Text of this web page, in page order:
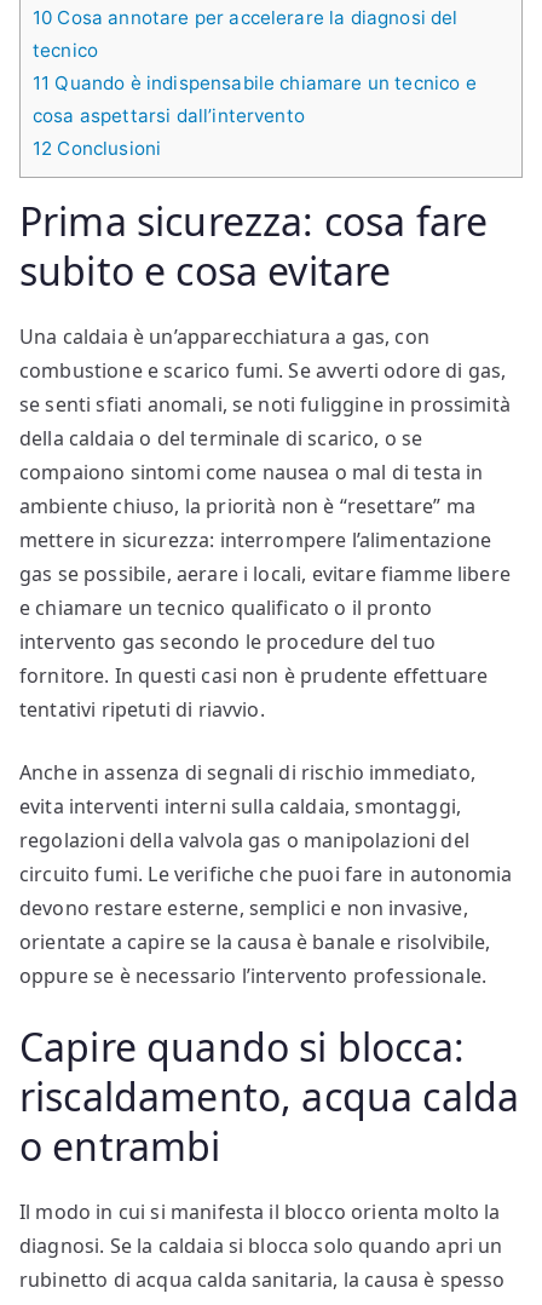
10 Cosa annotare per accelerare la diagnosi del
tecnico
11 Quando è indispensabile chiamare un tecnico e
cosa aspettarsi dall’intervento
12 Conclusioni
Prima sicurezza: cosa fare
subito e cosa evitare
Una caldaia è un’apparecchiatura a gas, con
combustione e scarico fumi. Se avverti odore di gas,
se senti sfiati anomali, se noti fuliggine in prossimità
della caldaia o del terminale di scarico, o se
compaiono sintomi come nausea o mal di testa in
ambiente chiuso, la priorità non è “resettare” ma
mettere in sicurezza: interrompere l’alimentazione
gas se possibile, aerare i locali, evitare fiamme libere
e chiamare un tecnico qualificato o il pronto
intervento gas secondo le procedure del tuo
fornitore. In questi casi non è prudente effettuare
tentativi ripetuti di riavvio.
Anche in assenza di segnali di rischio immediato,
evita interventi interni sulla caldaia, smontaggi,
regolazioni della valvola gas o manipolazioni del
circuito fumi. Le verifiche che puoi fare in autonomia
devono restare esterne, semplici e non invasive,
orientate a capire se la causa è banale e risolvibile,
oppure se è necessario l’intervento professionale.
Capire quando si blocca:
riscaldamento, acqua calda
o entrambi
Il modo in cui si manifesta il blocco orienta molto la
diagnosi. Se la caldaia si blocca solo quando apri un
rubinetto di acqua calda sanitaria, la causa è spesso